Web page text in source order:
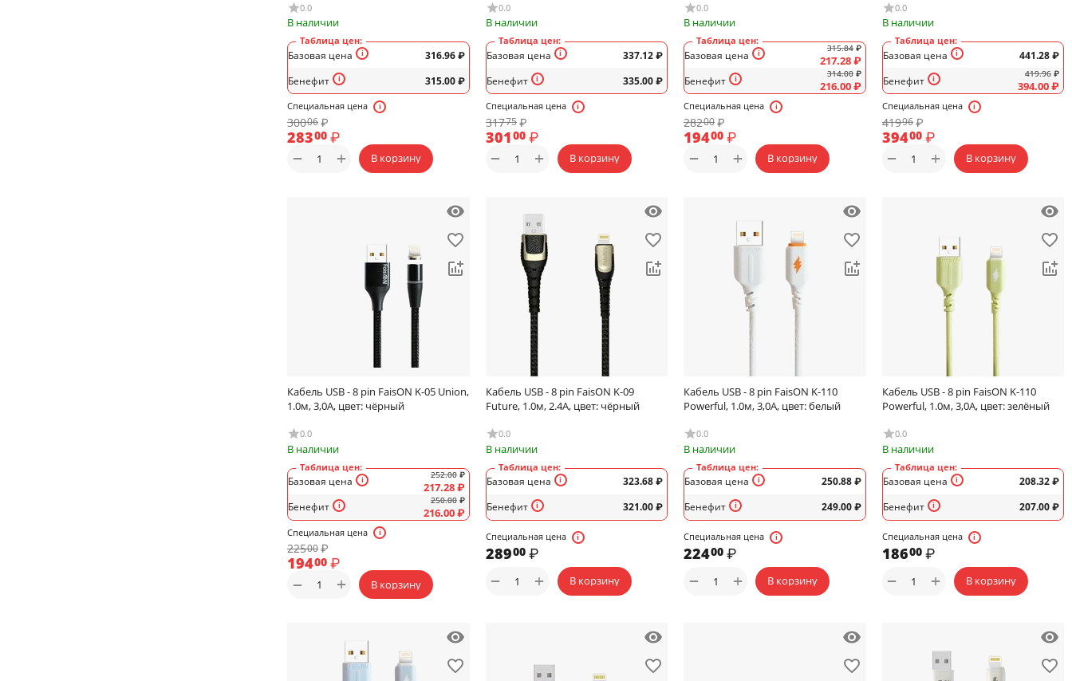
0.0
В наличии
Таблица цен:
Базовая цена
Бенефит
316.96₽
315.00₽
Специальная цена
30006₽
28300 ₽
В корзину
+
−
0.0
В наличии
Таблица цен:
Базовая цена
Бенефит
337.12₽
335.00₽
Специальная цена
31775 ₽
30100 ₽
В корзину
+
−
0.0
В наличии
Таблица цен:
Базовая цена
Бенефит
315.84 ₽
217.28₽
314.00 ₽
216.00₽
Специальная цена
28200₽
19400 ₽
В корзину
+
−
0.0
В наличии
Таблица цен:
Базовая цена
Бенефит
441.28₽
419.96 ₽
394.00₽
Специальная цена
41996 ₽
39400 ₽
В корзину
+
−
Кабель USB - 8 pin FaisON K-05 Union,
1.0м, 3,0А, цвет: чёрный
0.0
В наличии
Таблица цен:
Базовая цена
Бенефит
252.00 ₽
217.28₽
250.00 ₽
216.00₽
Специальная цена
22500₽
19400 ₽
В корзину
+
−
Кабель USB - 8 pin FaisON K-09
Future, 1.0м, 2.4A, цвет: чёрный
0.0
В наличии
Таблица цен:
Базовая цена
Бенефит
323.68₽
321.00₽
Специальная цена
28900 ₽
В корзину
+
−
Кабель USB - 8 pin FaisON K-110
Powerful, 1.0м, 3,0А, цвет: белый
0.0
В наличии
Таблица цен:
Базовая цена
Бенефит
250.88₽
249.00₽
Специальная цена
22400 ₽
В корзину
+
−
Кабель USB - 8 pin FaisON K-110
Powerful, 1.0м, 3,0А, цвет: зелёный
0.0
В наличии
Таблица цен:
Базовая цена
Бенефит
208.32₽
207.00₽
Специальная цена
18600 ₽
В корзину
+
−